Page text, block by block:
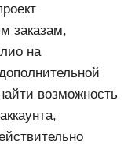
заказам,
на
возможность